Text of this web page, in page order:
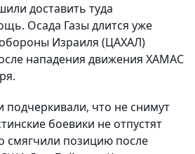
доставить туда
Осада Газы длится уже
Израиля (ЦАХАЛ)
нападения движения ХАМАС
подчеркивали, что не снимут
боевики не отпустят
смягчили позицию после